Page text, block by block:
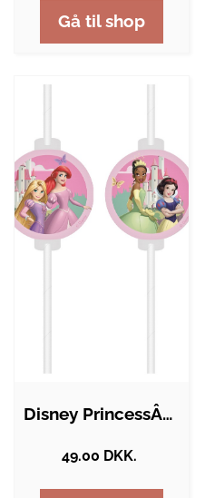
Gå til shop
Disney PrincessÂ® Papirsugerør
49.00 DKK.